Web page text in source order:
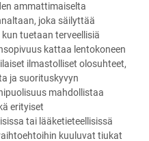
ammattimaiselta
joka säilyttää
tuetaan terveellisiä
kattaa lentokoneen
ilmastolliset olosuhteet,
ja suorituskyvyn
mahdollistaa
erityiset
tai lääketieteellisissä
kuuluvat tiukat